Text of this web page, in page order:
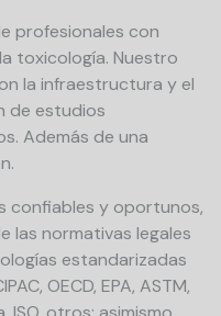
profesionales con
toxicología. Nuestro
la infraestructura y el
de estudios
Además de una
confiables y oportunos,
las normativas legales
estandarizadas
OECD, EPA, ASTM,